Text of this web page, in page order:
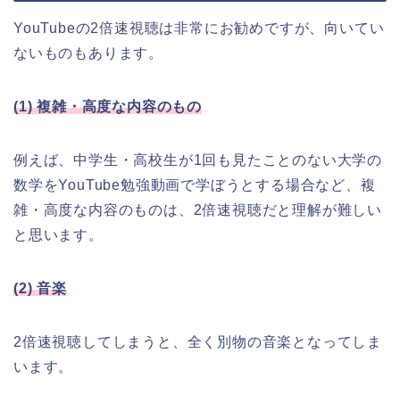
YouTubeの2倍速視聴は非常にお勧めですが、向いてい
ないものもあります。
(1) 複雑・高度な内容のもの
例えば、中学生・高校生が1回も見たことのない大学の
数学をYouTube勉強動画で学ぼうとする場合など、複
雑・高度な内容のものは、2倍速視聴だと理解が難しい
と思います。
(2) 音楽
2倍速視聴してしまうと、全く別物の音楽となってしま
います。